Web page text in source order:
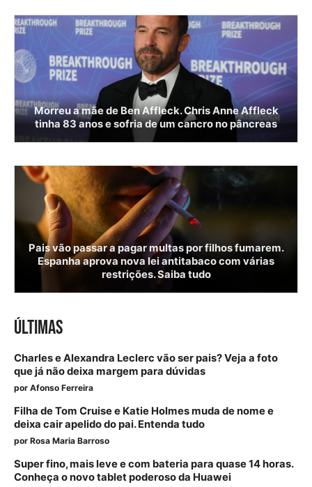
Morreu a mãe de Ben Affleck. Chris Anne Affleck
tinha 83 anos e sofria de um cancro no pâncreas
Pais vão passar a pagar multas por filhos fumarem.
Espanha aprova nova lei antitabaco com várias
restrições. Saiba tudo
ÚLTIMAS
Charles e Alexandra Leclerc vão ser pais? Veja a foto
que já não deixa margem para dúvidas
por Afonso Ferreira
Filha de Tom Cruise e Katie Holmes muda de nome e
deixa cair apelido do pai. Entenda tudo
por Rosa Maria Barroso
Super fino, mais leve e com bateria para quase 14 horas.
Conheça o novo tablet poderoso da Huawei